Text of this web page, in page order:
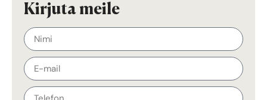
Kirjuta meile